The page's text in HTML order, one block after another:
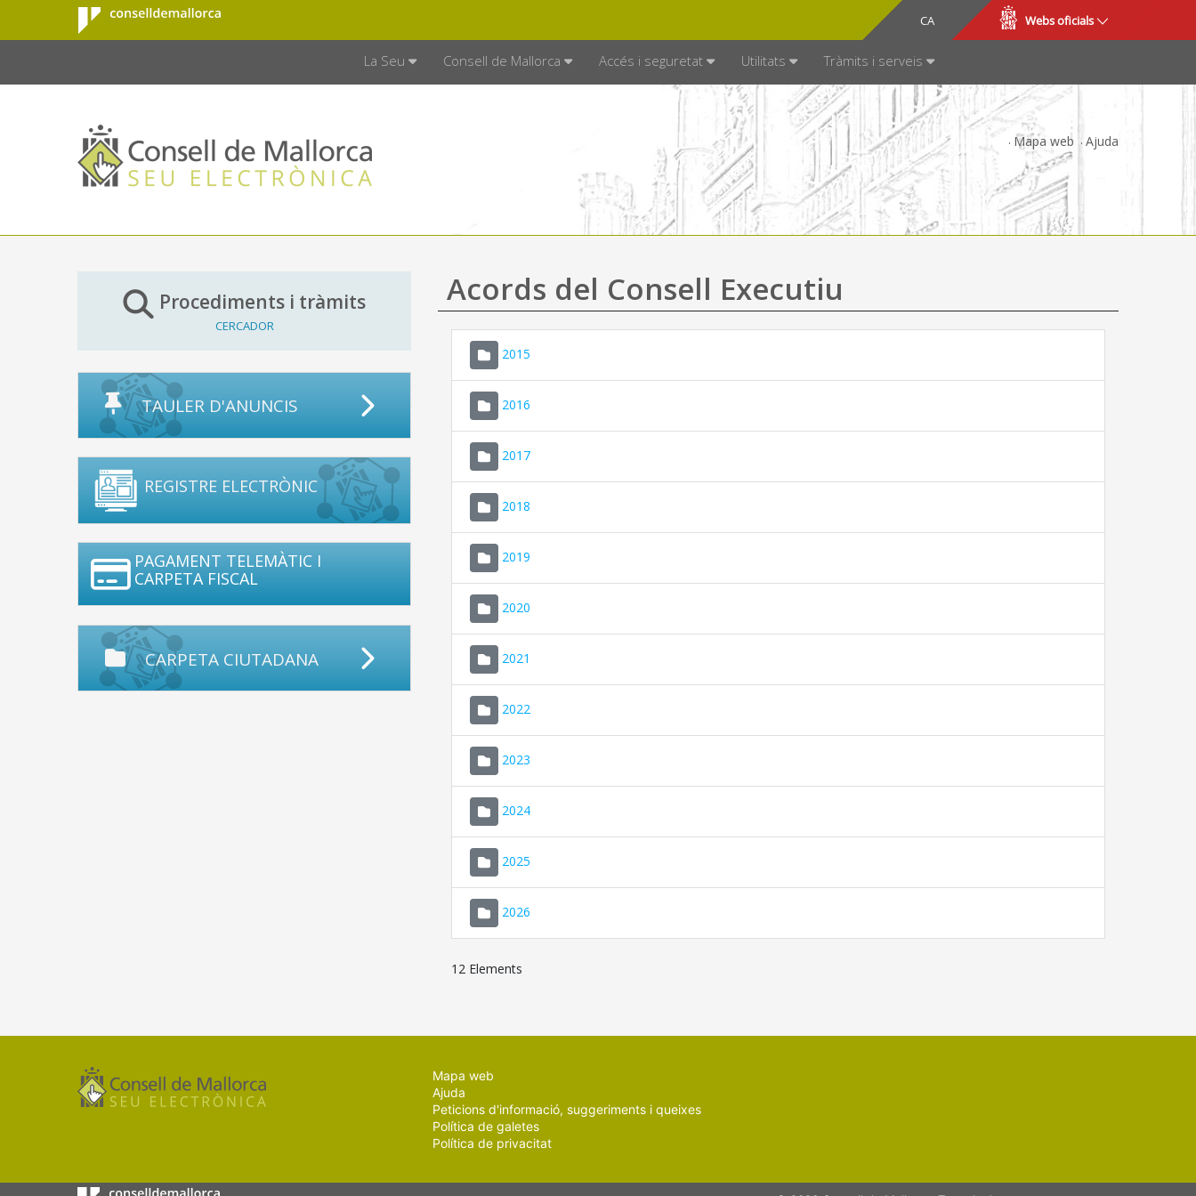
Salta al contingut principal
Consell de
Mallorca
CA
ES Webs oficials
La Seu Consell de Mallorca Accés i seguretat Utilitats Tràmits i serveis
Mapa web Ajuda
Procediments i tràmits
CERCADOR
TAULER D'ANUNCIS
REGISTRE ELECTRÒNIC
PAGAMENT TELEMÀTIC I
CARPETA FISCAL
CARPETA CIUTADANA
Acords del Consell Executiu
2015
2016
2017
2018
2019
2020
2021
2022
2023
2024
2025
2026
12 Elements
Mapa web
Ajuda
Peticions d'informació, suggeriments i queixes
Política de galetes
Política de privacitat